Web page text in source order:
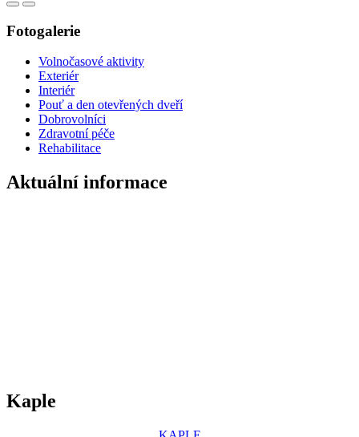
Fotogalerie
Volnočasové aktivity
Exteriér
Interiér
Pouť a den otevřených dveří
Dobrovolníci
Zdravotní péče
Rehabilitace
Aktuální informace
Kaple